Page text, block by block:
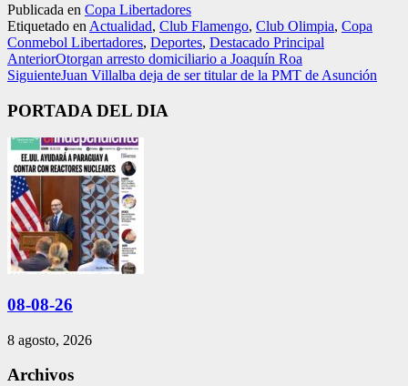
Publicada en Copa Libertadores
Etiquetado en Actualidad, Club Flamengo, Club Olimpia, Copa
Conmebol Libertadores, Deportes, Destacado Principal
AnteriorOtorgan arresto domiciliario a Joaquín Roa
SiguienteJuan Villalba deja de ser titular de la PMT de Asunción
PORTADA DEL DIA
08-08-26
8 agosto, 2026
Archivos